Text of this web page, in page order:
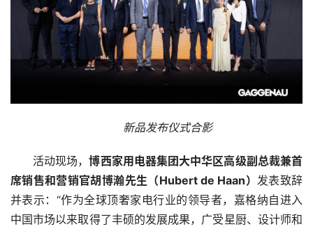
新品发布仪式合影
活动现场，博西家用电器集团大中华区高级副总裁兼首
席销售和营销官胡博瀚先生（Hubert de Haan） 发表致辞
并表示：“作为全球顶奢家电行业的领导者，嘉格纳自进入
中国市场以来取得了丰硕的发展成果，广受星厨、设计师和